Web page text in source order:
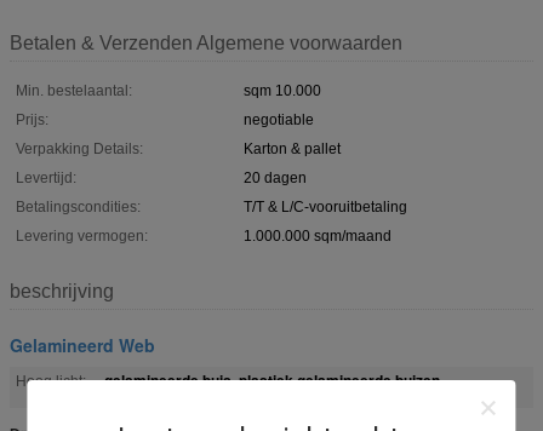
Betalen & Verzenden Algemene voorwaarden
Min. bestelaantal:
sqm 10.000
Prijs:
negotiable
Verpakking Details:
Karton & pallet
Levertijd:
20 dagen
Betalingscondities:
T/T & L/C-vooruitbetaling
Levering vermogen:
1.000.000 sqm/maand
beschrijving
Gelamineerd Web
Hoog licht: gelamineerde buis,plastiek gelamineerde buizen